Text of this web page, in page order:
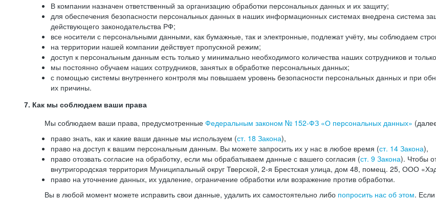
В компании назначен ответственный за организацию обработки персональных данных и их защиту;
для обеспечения безопасности персональных данных в наших информационных системах внедрена система
действующего законодательства РФ;
все носители с персональными данными, как бумажные, так и электронные, подлежат учёту, мы соблюдаем
на территории нашей компании действует пропускной режим;
доступ к персональным данным есть только у минимально необходимого количества наших сотрудников и
мы постоянно обучаем наших сотрудников, занятых в обработке персональных данных;
с помощью системы внутреннего контроля мы повышаем уровень безопасности персональных данных и при
их причины.
7. Как мы соблюдаем ваши права
Мы соблюдаем ваши права, предусмотренные Федеральным законом № 152-ФЗ «О персональных данных»
право знать, как и какие ваши данные мы используем (ст. 18 Закона),
право на доступ к вашим персональным данным. Вы можете запросить их у нас в любое время (ст. 14 Закона),
право отозвать согласие на обработку, если мы обрабатываем данные с вашего согласия (ст. 9 Закона). Чтобы
внутригородская территория Муниципальный округ Тверской, 2-я Брестская улица, дом 48, помещ. 25, ООО
право на уточнение данных, их удаление, ограничение обработки или возражение против обработки.
Вы в любой момент можете исправить свои данные, удалить их самостоятельно либо попросить нас об этом.